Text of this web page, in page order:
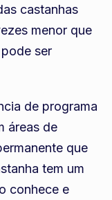
castanhas
menor que
ser
de programa
áreas de
que
tem um
conhece e